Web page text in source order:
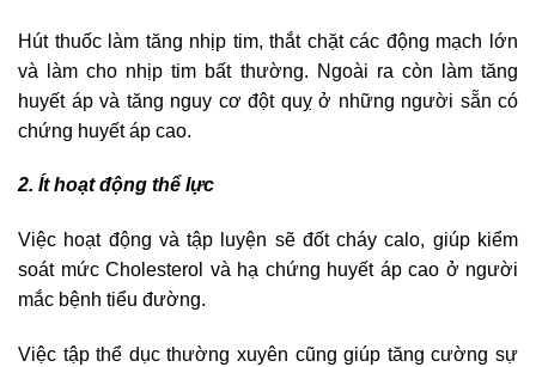
Hút thuốc làm tăng nhịp tim, thắt chặt các động mạch lớn
và làm cho nhịp tim bất thường. Ngoài ra còn làm tăng
huyết áp và tăng nguy cơ đột quỵ ở những người sẵn có
chứng huyết áp cao.
2. Ít hoạt động thể lực
Việc hoạt động và tập luyện sẽ đốt cháy calo, giúp kiểm
soát mức Cholesterol và hạ chứng huyết áp cao ở người
mắc bệnh tiểu đường.
Việc tập thể dục thường xuyên cũng giúp tăng cường sự